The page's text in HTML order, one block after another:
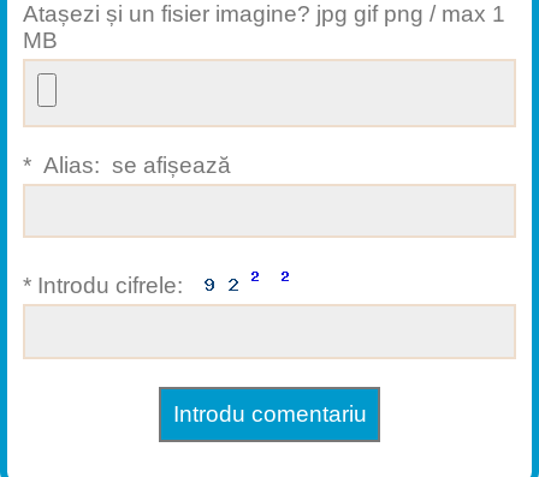
Atașezi și un fisier imagine? jpg gif png / max 1
MB
* Alias: se afișează
* Introdu cifrele: